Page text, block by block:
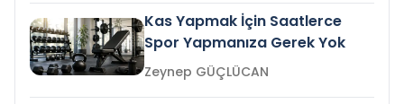
Kas Yapmak İçin Saatlerce
Spor Yapmanıza Gerek Yok
Zeynep GÜÇLÜCAN